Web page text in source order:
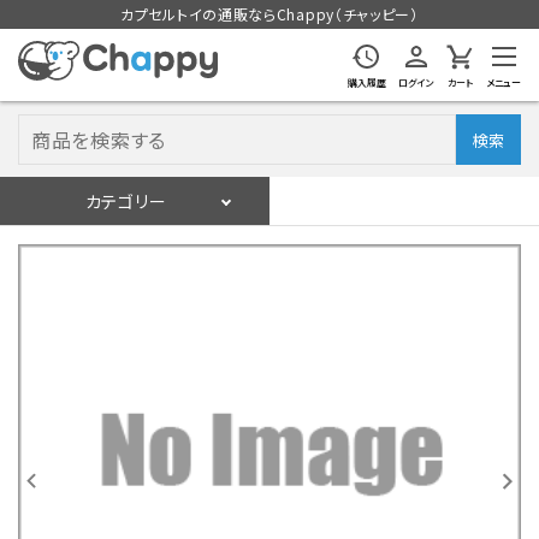
カプセルトイの通販ならChappy（チャッピー）
購入履歴 ログイン カート メニュー
検索
カテゴリー
ログイン 会員登録
カプセルトイ